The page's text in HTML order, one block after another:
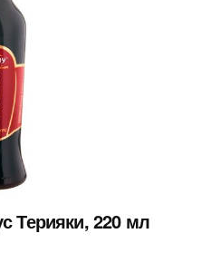
Терияки, 220 мл